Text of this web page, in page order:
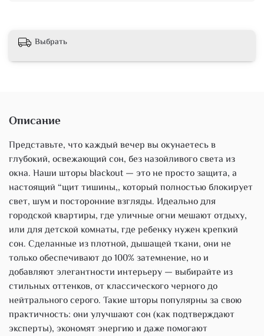
Выбрать
Описание
Представьте, что каждый вечер вы окунаетесь в
глубокий, освежающий сон, без назойливого света из
окна. Наши шторы blackout — это не просто защита, а
настоящий “щит тишины,, который полностью блокирует
свет, шум и посторонние взгляды. Идеально для
городской квартиры, где уличные огни мешают отдыху,
или для детской комнаты, где ребенку нужен крепкий
сон. Сделанные из плотной, дышащей ткани, они не
только обеспечивают до 100% затемнение, но и
добавляют элегантности интерьеру — выбирайте из
стильных оттенков, от классического черного до
нейтрального серого. Такие шторы популярны за свою
практичность: они улучшают сон (как подтверждают
эксперты), экономят энергию и даже помогают